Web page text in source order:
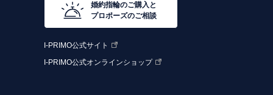
婚約指輪のご購入と
プロポーズのご相談
I-PRIMO公式サイト
I-PRIMO公式オンラインショップ